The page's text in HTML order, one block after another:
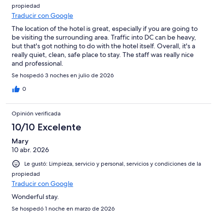
propiedad
Traducir con Google
The location of the hotel is great, especially if you are going to
be visiting the surrounding area. Traffic into DC can be heavy,
but that's got nothing to do with the hotel itself. Overall, it's a
really quiet, clean, safe place to stay. The staff was really nice
and professional.
Se hospedó 3 noches en julio de 2026
0
Opinión verificada
10/10 Excelente
Mary
10 abr. 2026
Le gustó: Limpieza, servicio y personal, servicios y condiciones de la
propiedad
Traducir con Google
Wonderful stay.
Se hospedó 1 noche en marzo de 2026